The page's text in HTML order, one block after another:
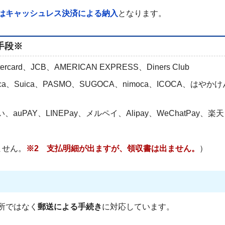
キャッシュレス決済による納入 となります。
段※
、JCB、AMERICAN EXPRESS、Diners Club
、Suica、PASMO、SUGOCA、nimoca、ICOCA、はやかけ
、auPAY、LINEPay、メルペイ、Alipay、WeChatPay、楽天
ん。 ※2 支払明細が出ますが、領収書は出ません。 ）
ではなく 郵送による手続きに対応しています。